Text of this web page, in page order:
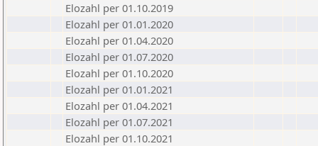
Elozahl per 01.10.2019
Elozahl per 01.01.2020
Elozahl per 01.04.2020
Elozahl per 01.07.2020
Elozahl per 01.10.2020
Elozahl per 01.01.2021
Elozahl per 01.04.2021
Elozahl per 01.07.2021
Elozahl per 01.10.2021